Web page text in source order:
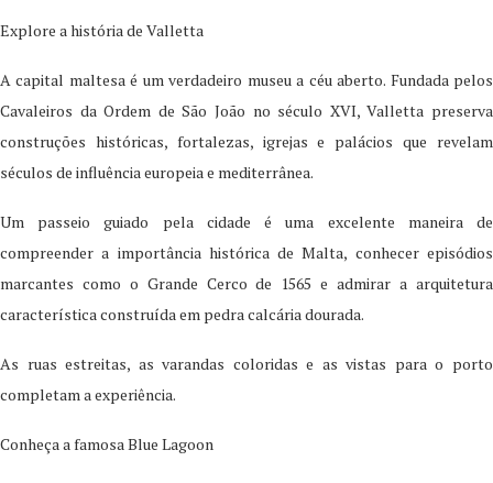
Explore a história de Valletta
A capital maltesa é um verdadeiro museu a céu aberto. Fundada pelos
Cavaleiros da Ordem de São João no século XVI, Valletta preserva
construções históricas, fortalezas, igrejas e palácios que revelam
séculos de influência europeia e mediterrânea.
Um passeio guiado pela cidade é uma excelente maneira de
compreender a importância histórica de Malta, conhecer episódios
marcantes como o Grande Cerco de 1565 e admirar a arquitetura
característica construída em pedra calcária dourada.
As ruas estreitas, as varandas coloridas e as vistas para o porto
completam a experiência.
Conheça a famosa Blue Lagoon